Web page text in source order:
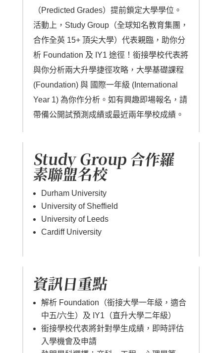
（Predicted Grades）提前鎖定大學學位。
活動上，Study Group（全球知名教育集團，
合作全英 15+ 頂尖大學）代表親臨，助你分
析 Foundation 及 IY1 途徑！銜接學校代表將
與你分析兩大升學捷徑攻略，大學基礎課程
(Foundation) 與 國際一年級 (International
Year 1) 為你作分析。如有興趣即場報名，請
帶備公開試預測成績或最近兩年學校成績。
Study Group 合作羅
素聯盟名校
Durham University
University of Sheffield
University of Leeds
Cardiff University
資訊日重點
解析 Foundation（銜接大學一年級，適合
中五/六生）及 IY1（直升大學二年級）
銜接學校代表將針對學生成績，即時評估
入學機會及申請